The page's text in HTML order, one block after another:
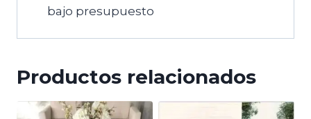
bajo presupuesto
Productos relacionados